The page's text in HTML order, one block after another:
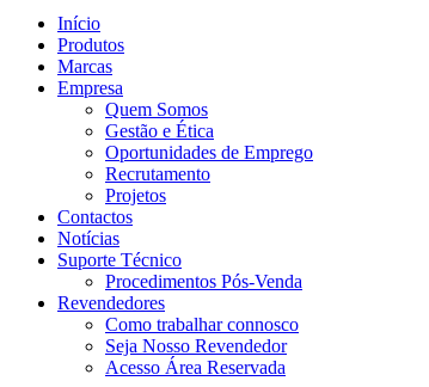
Início
Produtos
Marcas
Empresa
Quem Somos
Gestão e Ética
Oportunidades de Emprego
Recrutamento
Projetos
Contactos
Notícias
Suporte Técnico
Procedimentos Pós-Venda
Revendedores
Como trabalhar connosco
Seja Nosso Revendedor
Acesso Área Reservada